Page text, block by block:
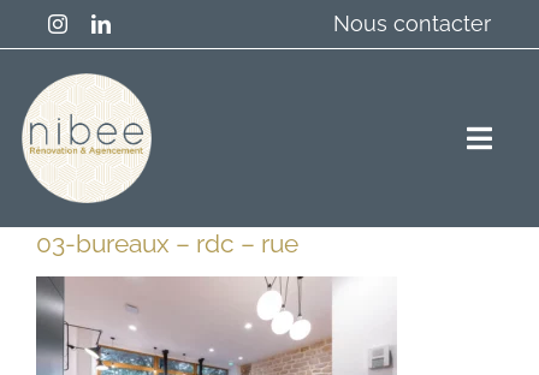
Passer
contenu
Nous contacter
Résidentiel
03-bureaux – rdc – rue